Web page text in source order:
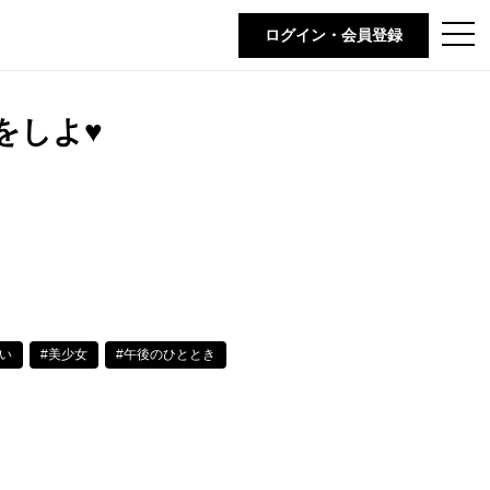
t
o
ログイン・会員登録
しよ♥
#美少女 #午後のひととき